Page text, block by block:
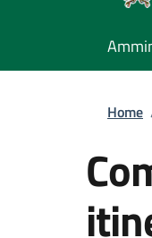
Home